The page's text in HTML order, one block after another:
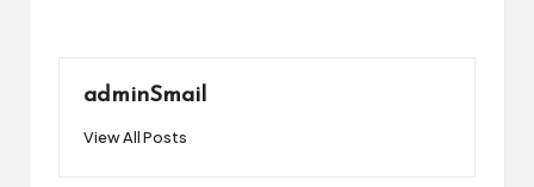
adminSmail
View All Posts